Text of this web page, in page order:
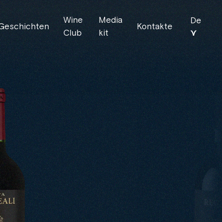
Wine
Club
Media
kit
Kontakte
De
⋎